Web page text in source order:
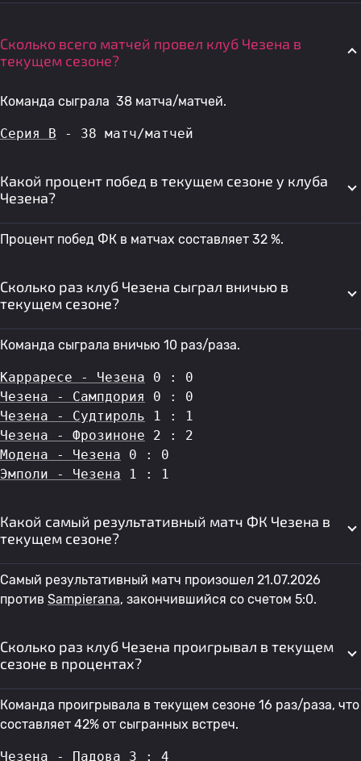
Сколько всего матчей провел клуб Чезена в
текущем сезоне?
Команда сыграла 38 матча/матчей.
Серия B - 38 матч/матчей
Какой процент побед в текущем сезоне у клуба
Чезена?
Процент побед ФК в матчах составляет 32 %.
Сколько раз клуб Чезена сыграл вничью в
текущем сезоне?
Команда сыграла вничью 10 раз/раза.
Карраресе - Чезена 0 : 0
Чезена - Сампдория
0 : 0
Чезена - Судтироль 1 : 1
Чезена - Фрозиноне 2 : 2
Модена - Чезена 0 : 0
Эмполи - Чезена 1 : 1
Какой самый результативный матч ФК Чезена в
текущем сезоне?
Самый результативный матч произошел 21.07.2026
против Sampierana, закончившийся со счетом 5:0.
Сколько раз клуб Чезена проигрывал в текущем
сезоне в процентах?
Команда проигрывала в текущем сезоне 16 раз/раза, что
составляет 42% от сыгранных встреч.
Чезена - Падова 3 : 4